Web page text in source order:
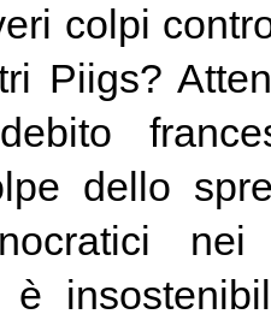
colpi
Piigs?
dello
è